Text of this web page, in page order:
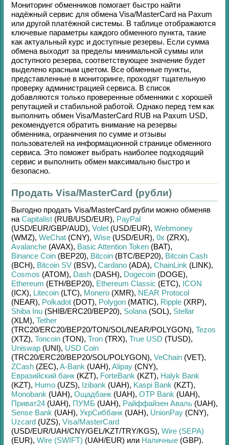
Мониторинг обменников помогает быстро найти
надёжный сервис для обмена Visa/MasterCard на Paxum
или другой платёжной системы. В таблице отображаются
ключевые параметры каждого обменного пункта, такие
как актуальный курс и доступные резервы. Если сумма
обмена выходит за пределы минимальной суммы или
доступного резерва, соответствующее значение будет
выделено красным цветом. Все обменные пункты,
представленные в мониторинге, проходят тщательную
проверку администрацией сервиса. В список
добавляются только проверенные обменники с хорошей
репутацией и стабильной работой. Однако перед тем как
выполнить обмен Visa/MasterCard RUB на Paxum USD,
рекомендуется обратить внимание на резервы
обменника, ограничения по сумме и отзывы
пользователей на информационной странице обменного
сервиса. Это поможет выбрать наиболее подходящий
сервис и выполнить обмен максимально быстро и
безопасно.
Продать Visa/MasterCard (рубли)
Выгодно продать Visa/MasterCard рубли можно обменяв
на Capitalist (RUB/USD/EUR), PayPal
(USD/EUR/GBP/AUD), Volet (USD/EUR), Webmoney
(WMZ), WeChat (CNY), Wise (USD/EUR), 0x (ZRX),
Avalanche (AVAX), Basic Attention Token (BAT),
Binance Coin (BEP20), Bitcoin (BTC/BEP20), Bitcoin Cash
(BCH), Bitcoin SV (BSV), Cardano (ADA), ChainLink (LINK),
Cosmos (ATOM), Dash (DASH), Dogecoin (DOGE),
Ethereum (ETH/BEP20), Ethereum Classic (ETC), ICON
(ICX), Litecoin (LTC), Monero (XMR), NEAR Protocol
(NEAR), Polkadot (DOT), Polygon (MATIC), Ripple (XRP),
Shiba Inu (SHIB/ERC20/BEP20), Solana (SOL), Stellar
(XLM), Tether
(TRC20/ERC20/BEP20/TON/SOL/NEAR/POLYGON), Tezos
(XTZ), Toncoin (TON), Tron (TRX), True USD (TUSD),
Uniswap (UNI), USD Coin
(TRC20/ERC20/BEP20/SOL/POLYGON), VeChain (VET),
ZCash (ZEC), A-Bank (UAH), Alipay (CNY),
Евразийский банк (KZT), ForteBank (KZT), Halyk Bank
(KZT), Humo (UZS), Izibank (UAH), Kaspi Bank (KZT),
Monobank (UAH), Ощадбанк (UAH), OTP Bank (UAH),
Приват24 (UAH), ПУМБ (UAH), Райффайзен Аваль (UAH),
Sense Bank (UAH), УкрСиббанк (UAH), UnionPay (CNY),
Uzcard (UZS), Visa/MasterCard
(USD/EUR/UAH/CNY/GEL/KZT/TRY/KGS), Wire (SEPA)
(EUR), Wire (SWIFT) (UAH/EUR) или Наличные (GBP).